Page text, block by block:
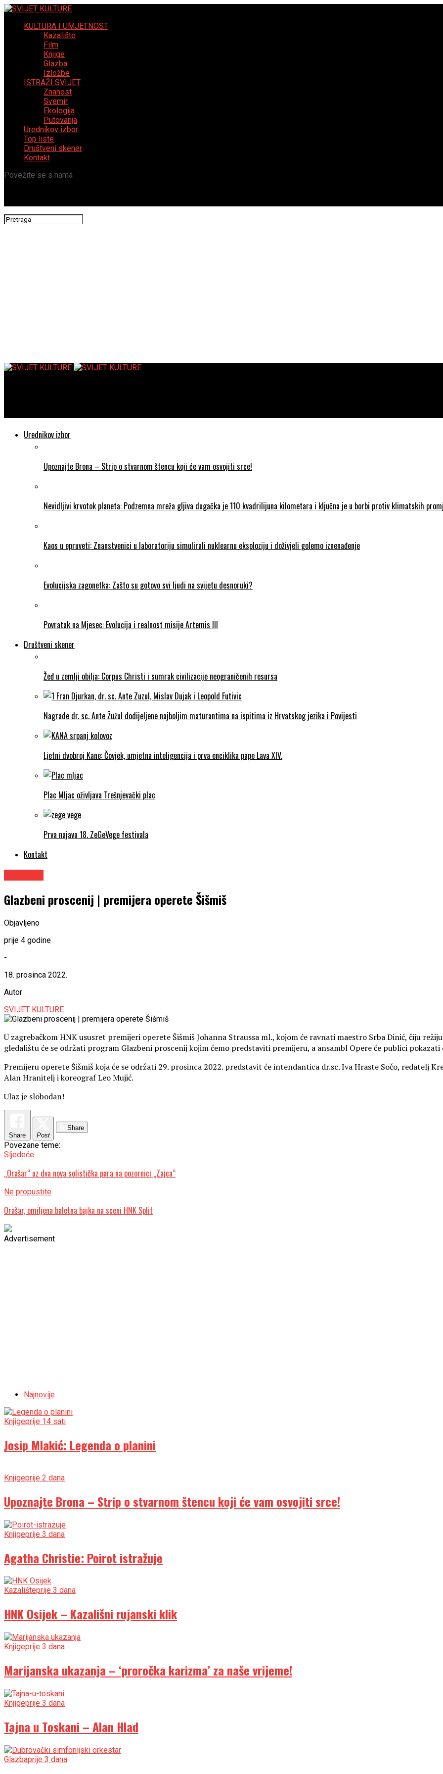
KULTURA I UMJETNOST
Kazalište
Film
Knjige
Glazba
Izložbe
ISTRAŽI SVIJET
Znanost
Svemir
Ekologija
Putovanja
Urednikov izbor
Top liste
Društveni skener
Kontakt
Povežite se s nama
Urednikov izbor
Upoznajte Brona – Strip o stvarnom štencu koji će vam osvojiti srce!
Nevidljivi krvotok planeta: Podzemna mreža gljiva dugačka je 110 kvadrilijuna kilometara i ključna je u borbi protiv klimatskih
Kaos u epruveti: Znanstvenici u laboratoriju simulirali nuklearnu eksploziju i doživjeli golemo iznenađenje
Evolucijska zagonetka: Zašto su gotovo svi ljudi na svijetu desnoruki?
Povratak na Mjesec: Evolucija i realnost misije Artemis III
Društveni skener
Žeđ u zemlji obilja: Corpus Christi i sumrak civilizacije neograničenih resursa
Nagrade dr. sc. Ante Žužul dodijeljene najboljim maturantima na ispitima iz Hrvatskog jezika i Povijesti
Ljetni dvobroj Kane: Čovjek, umjetna inteligencija i prva enciklika pape Lava XIV.
Plac Mljac oživljava Trešnjevački plac
Prva najava 18. ZeGeVege festivala
Kontakt
Glazbeni proscenij | premijera operete Šišmiš
Objavljeno
prije 4 godine
-
18. prosinca 2022.
Autor
SVIJET KULTURE
U zagrebačkom HNK ususret premijeri operete Šišmiš Johanna Straussa ml., kojom će ravnati maestro Srba Dinić, čiju
gledalištu će se održati program Glazbeni proscenij kojim ćemo predstaviti premijeru, a ansambl Opere će publici pokazati
Premijeru operete Šišmiš koja će se održati 29. prosinca 2022. predstavit će intendantica dr.sc. Iva Hraste Sočo, redatelj
Alan Hranitelj i koreograf Leo Mujić.
Ulaz je slobodan!
Share Post
Share
Povezane teme:
Sljedeće
„Orašar“ uz dva nova solistička para na pozornici „Zajca“
Ne propustite
Orašar, omiljena baletna bajka na sceni HNK Split
Advertisement
Najnovije
Knjigeprije 14 sati
Josip Mlakić: Legenda o planini
Knjigeprije 2 dana
Upoznajte Brona – Strip o stvarnom štencu koji će vam osvojiti srce!
Knjigeprije 3 dana
Agatha Christie: Poirot istražuje
Kazališteprije 3 dana
HNK Osijek – Kazališni rujanski klik
Knjigeprije 3 dana
Marijanska ukazanja – ‘proročka karizma’ za naše vrijeme!
Knjigeprije 3 dana
Tajna u Toskani – Alan Hlad
Glazbaprije 3 dana